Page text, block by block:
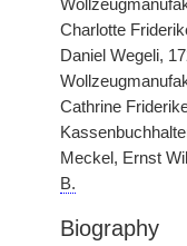
Charlotte
Daniel Wegeli,
Cathrine
Meckel, Ernst
B.
Biography